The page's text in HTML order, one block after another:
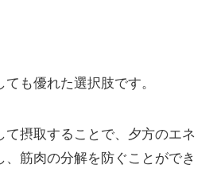
も優れた選択肢です。
て摂取することで、夕方のエネ
、筋肉の分解を防ぐことができ